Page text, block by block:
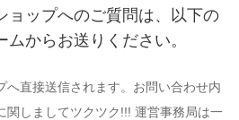
ョップへのご質問は、以下の
からお送りください。
へ直接送信されます。お問い合わせ内
関しましてツクツク!!! 運営事務局は一